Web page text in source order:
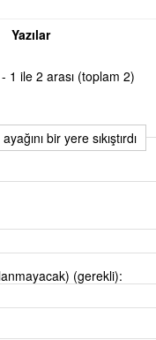
Yazılar
1 ile 2 arası (toplam 2)
bir yere sıkıştırdı
(gerekli):